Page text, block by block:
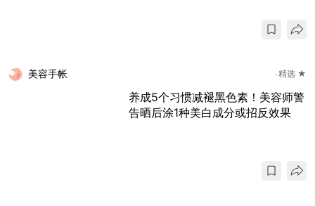
美容手帐 精选 ★
养成5个习惯减褪黑色素！美容师警
告晒后涂1种美白成分或招反效果